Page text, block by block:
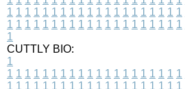
1 1 1 1 1 1 1 1 1 1 1 1 1 1 1 1 1 1 1 1
1 1 1 1 1 1 1 1 1 1 1 1 1 1 1 1 1 1 1 1
1
CUTTLY BIO:
1
1 1 1 1 1 1 1 1 1 1 1 1 1 1 1 1 1 1 1 1
1 1 1 1 1 1 1 1 1 1 1 1 1 1 1 1 1 1 1 1